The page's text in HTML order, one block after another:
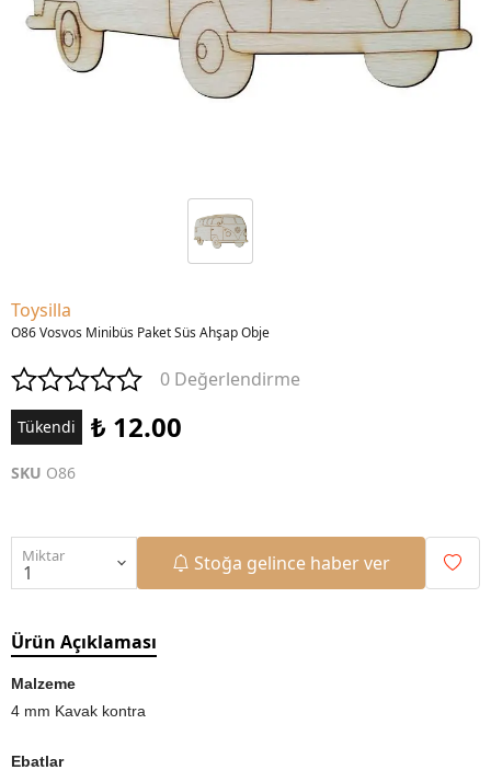
Toysilla
O86 Vosvos Minibüs Paket Süs Ahşap Obje
0 Değerlendirme
Tükendi ₺ 12.00
SKU O86
Miktar Stoğa gelince haber ver
Ürün Açıklaması
Malzeme
4 mm Kavak kontra
Ebatlar